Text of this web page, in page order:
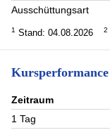
Ausschüttungsart
1 Stand: 04.08.2026 2
Kursperformance
Zeitraum
1 Tag